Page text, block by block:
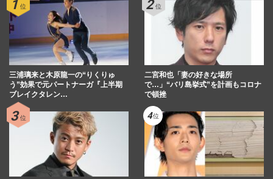
すグループへの敬意と“5…
週刊女性2026年3月24日・31日号 2026/7/17
『嵐』経済効果1000億円ラストツアー後、
松本潤は若手育成に尽力・大野智は沖縄で
自由人、解散後の5色の未…
週刊女性2026年2月17日号 2026/7/16
嵐・大野智が個人サロン「さと島」開設も
芸能活動はしない？ 1口1000万円のケース
も… ファン巻き込む「リ…
週刊女性2026年7月28日・8月4日号 2026/7/14
三浦璃来と木原龍一の“りくりゅ
う”効果で元パートナーガ『上半期
ブレイクタレン…
二宮和也「妻の好きな場所
で…」“バリ島挙式”を計画もコロナ
で頓挫